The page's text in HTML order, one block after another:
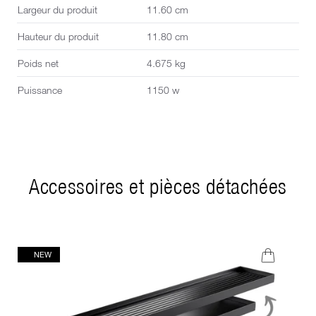
Largeur du produit 11.60 cm
Hauteur du produit 11.80 cm
Poids net 4.675 kg
Puissance 1150 w
Accessoires et pièces détachées
NEW